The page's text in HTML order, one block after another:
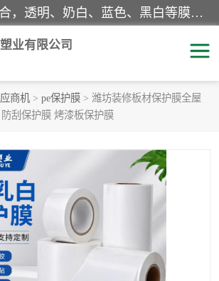
该类保护膜有复合，透明、奶白、蓝色、黑白等膜型。特高粘，高粘，中高粘，中粘，中低粘，低粘等。对于不同的粘力要求有相应的产品相适配。无胶渍残留污染。在较宽的收卷幅度下平整无皱纹，收卷长度大，利于机械化及自动化施工粘贴。为您的产品提供的表面保护解决方案。 产品广泛适用于：铝材、不锈钢、金属、塑料、电子、家电、家具、玻璃、化工材料、装饰材料等。
业有限公司
商机 > pe保护膜 > 潍坊装修板材保护膜全屋
刮保护膜 烤漆板保护膜
包装膜
透明保护膜
乳白保护膜
纯黑保护膜